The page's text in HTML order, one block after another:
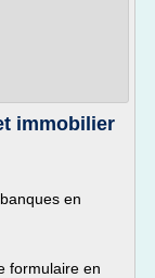
immobilier
en
formulaire en